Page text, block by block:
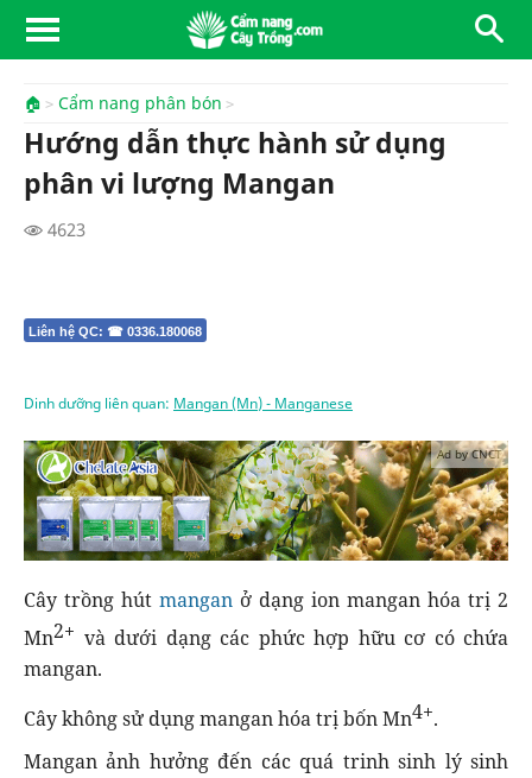
🏠 Cẩm nang phân bón
Hướng dẫn thực hành sử dụng
phân vi lượng Mangan
4623
Liên hệ QC: ☎ 0336.180068
Dinh dưỡng liên quan: Mangan (Mn) - Manganese
Ad by CNCT
Cây trồng hút mangan ở dạng ion mangan hóa trị 2
Mn2+ và dưới dạng các phức hợp hữu cơ có chứa
mangan.
Cây không sử dụng mangan hóa trị bốn Mn4+.
Mangan ảnh hưởng đến các quá trinh sinh lý sinh